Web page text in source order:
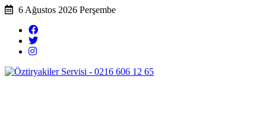
6 Ağustos 2026 Perşembe